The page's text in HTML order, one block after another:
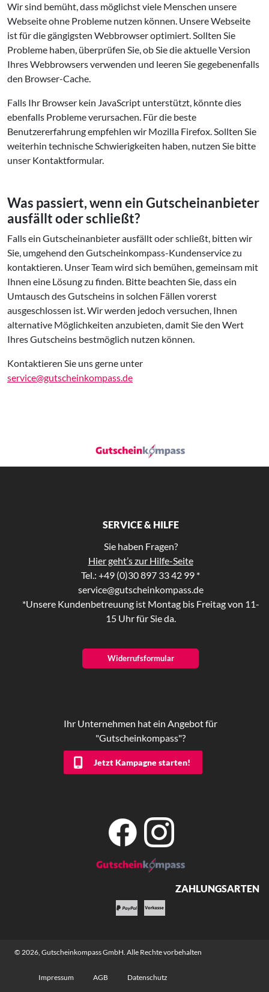
Wir sind bemüht, dass möglichst viele Menschen unsere
Webseite ohne Probleme nutzen können. Unsere Webseite
ist für die gängigsten Webbrowser optimiert. Sollten Sie
Probleme haben, überprüfen Sie, ob Sie die aktuelle Version
Ihres Webbrowsers verwenden und leeren Sie gegebenenfalls
den Browser-Cache.
Falls Ihr Browser kein JavaScript unterstützt, könnte dies
ebenfalls Probleme verursachen. Für die beste
Benutzererfahrung empfehlen wir Mozilla Firefox. Sollten Sie
weiterhin technische Schwierigkeiten haben, nutzen Sie bitte
unser Kontaktformular.
Was passiert, wenn ein Gutscheinanbieter
ausfällt oder schließt?
Falls ein Gutscheinanbieter ausfällt oder schließt, bitten wir
Sie, umgehend den Gutscheinkompass-Kundenservice zu
kontaktieren. Unser Team wird sich bemühen, gemeinsam mit
Ihnen eine Lösung zu finden. Bitte beachten Sie, dass ein
Umtausch des Gutscheins in solchen Fällen vorerst
ausgeschlossen ist. Wir werden jedoch versuchen, Ihnen
alternative Möglichkeiten anzubieten, damit Sie den Wert
Ihres Gutscheins bestmöglich nutzen können.
Kontaktieren Sie uns gerne unter
service@gutscheinkompass.de
SERVICE & HILFE
Sie haben Fragen?
Hier geht’s zur Hilfe-Seite
Tel.: +49 (0)30 897 33 42 99 *
service@gutscheinkompass.de
*Unsere Kundenbetreuung ist Montag bis Freitag von 11-
15 Uhr für Sie da.
Widerrufsformular
Ihr Unternehmen hat ein Angebot für
"Gutscheinkompass"?
Jetzt Kampagne starten!
ZAHLUNGSARTEN
© 2026, Gutscheinkompass GmbH. Alle Rechte vorbehalten
Impressum AGB Datenschutz